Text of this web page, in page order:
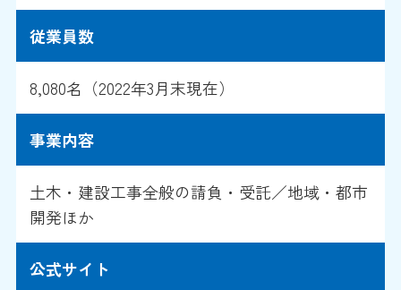
従業員数
8,080名（2022年3月末現在）
事業内容
土木・建設工事全般の請負・受託／地域・都市
開発ほか
公式サイト